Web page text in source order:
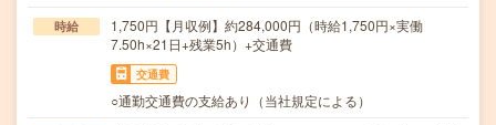
時給
1,750円【月収例】約284,000円（時給1,750円×実働
7.50h×21日+残業5h）+交通費
交通費
○通勤交通費の支給あり（当社規定による）